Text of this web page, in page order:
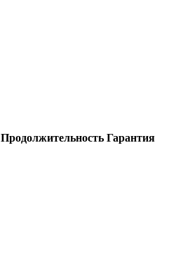
Продолжительность Гарантия